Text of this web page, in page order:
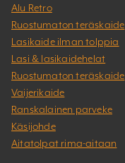
Alu Retro
Ruostumaton teräskaide
Lasikaide ilman tolppia
Lasi & lasikaidehelat
Ruostumaton teräskaide
Vaijerikaide
Ranskalainen parveke
Käsijohde
Aitatolpat rima-aitaan